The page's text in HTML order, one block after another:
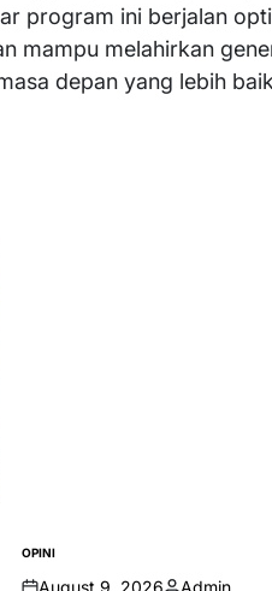
program ini berjalan
mampu melahirkan
depan yang lebih
POSTED
IN
OPINI